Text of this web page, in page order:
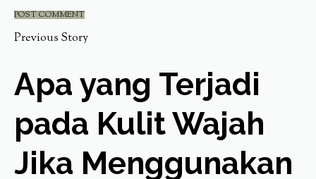
Previous Story
Apa yang Terjadi
pada Kulit Wajah
Jika Menggunakan